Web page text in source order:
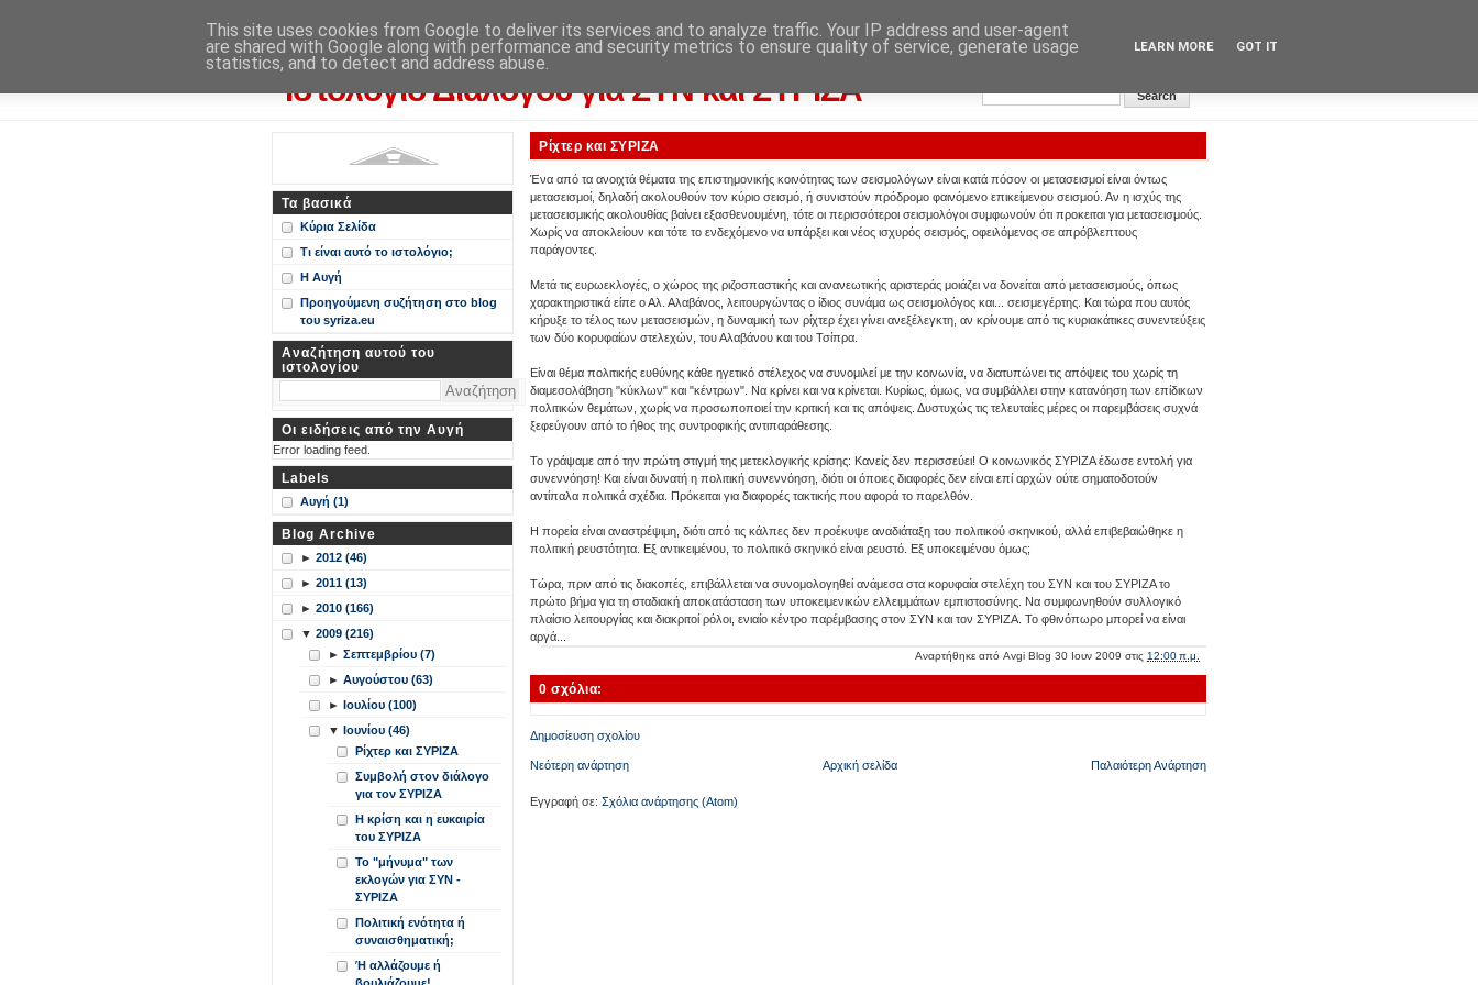
Αυγή: Κεντρική σελίδα
Ιστολόγιο Διαλόγου για ΣΥΝ και ΣΥΡΙΖΑ
Περί ΣΥΝ, ΣΥΡΙΖΑ και ευρωεκλογικού αποτελέσματος: από την εφημερίδα "Αυγή"
Ρίχτερ και ΣΥΡΙΖΑ
Ένα από τα ανοιχτά θέματα της επιστημονικής κοινότητας των σεισμολόγων είναι κατά πόσον οι μετασεισμoί είναι όντως
μετασεισμοί, δηλαδή ακολουθούν τον κύριο σεισμό, ή συνιστούν πρόδρομο φαινόμενο επικείμενου σεισμού. Αν η ισχύς της
μετασεισμικής ακολουθίας βαίνει εξασθενουμένη, τότε οι περισσότεροι σεισμολόγοι συμφωνούν ότι προκειται για μετασεισμούς.
Χωρίς να αποκλείουν και τότε το ενδεχόμενο να υπάρξει και νέος ισχυρός σεισμός, οφειλόμενος σε απρόβλεπτους
παράγοντες.
Μετά τις ευρωεκλογές, ο χώρος της ριζοσπαστικής και ανανεωτικής αριστεράς μοιάζει να δονείται από μετασεισμούς, όπως
χαρακτηριστικά είπε ο Αλ. Αλαβάνος, λειτουργώντας ο ίδιος συνάμα ως σεισμολόγος και... σεισμεγέρτης. Και τώρα που αυτός
κήρυξε το τέλος των μετασεισμών, η δυναμική των ρίχτερ έχει γίνει ανεξέλεγκτη, αν κρίνουμε από τις κυριακάτικες συνεντεύξεις
των δύο κορυφαίων στελεχών, του Αλαβάνου και του Τσίπρα.
Είναι θέμα πολιτικής ευθύνης κάθε ηγετικό στέλεχος να συνομιλεί με την κοινωνία, να διατυπώνει τις απόψεις του χωρίς τη
διαμεσολάβηση "κύκλων" και "κέντρων". Να κρίνει και να κρίνεται. Κυρίως, όμως, να συμβάλλει στην κατανόηση των επίδικων
πολιτικών θεμάτων, χωρίς να προσωποποιεί την κριτική και τις απόψεις. Δυστυχώς τις τελευταίες μέρες οι παρεμβάσεις συχνά
ξεφεύγουν από το ήθος της συντροφικής αντιπαράθεσης.
Το γράψαμε από την πρώτη στιγμή της μετεκλογικής κρίσης: Κανείς δεν περισσεύει! Ο κοινωνικός ΣΥΡΙΖΑ έδωσε εντολή για
συνεννόηση! Και είναι δυνατή η πολιτική συνεννόηση, διότι οι όποιες διαφορές δεν είναι επί αρχών ούτε σηματοδοτούν
αντίπαλα πολιτικά σχέδια. Πρόκειται για διαφορές τακτικής που αφορά το παρελθόν.
Η πορεία είναι αναστρέψιμη, διότι από τις κάλπες δεν προέκυψε αναδιάταξη του πολιτικού σκηνικού, αλλά επιβεβαιώθηκε η
πολιτική ρευστότητα. Εξ αντικειμένου, το πολιτικό σκηνικό είναι ρευστό. Εξ υποκειμένου όμως;
Τώρα, πριν από τις διακοπές, επιβάλλεται να συνομολογηθεί ανάμεσα στα κορυφαία στελέχη του ΣΥΝ και του ΣΥΡΙΖΑ το
πρώτο βήμα για τη σταδιακή αποκατάσταση των υποκειμενικών ελλειμμάτων εμπιστοσύνης. Να συμφωνηθούν συλλογικό
πλαίσιο λειτουργίας και διακριτοί ρόλοι, ενιαίο κέντρο παρέμβασης στον ΣΥΝ και τον ΣΥΡΙΖΑ. Το φθινόπωρο μπορεί να είναι
αργά...
Αναρτήθηκε από Avgi Blog 30 Ιουν 2009 στις 12:00 π.μ.
0 σχόλια:
Δημοσίευση σχολίου
Νεότερη ανάρτηση Παλαιότερη Ανάρτηση
Αρχική σελίδα
Εγγραφή σε: Σχόλια ανάρτησης (Atom)
Τα βασικά
Κύρια Σελίδα
Τι είναι αυτό το ιστολόγιο;
Η Αυγή
Προηγούμενη συζήτηση στο blog
του syriza.eu
Αναζήτηση αυτού του
ιστολογίου
Οι ειδήσεις από την Αυγή
Error loading feed.
Labels
Αυγή (1)
Blog Archive
► 2012 (46)
► 2011 (13)
► 2010 (166)
▼ 2009 (216)
► Σεπτεμβρίου (7)
► Αυγούστου (63)
► Ιουλίου (100)
▼ Ιουνίου (46)
Ρίχτερ και ΣΥΡΙΖΑ
Συμβολή στον διάλογο
για τον ΣΥΡΙΖΑ
Η κρίση και η ευκαιρία
του ΣΥΡΙΖΑ
Το "μήνυμα" των
εκλογών για ΣΥΝ -
ΣΥΡΙΖΑ
Πολιτική ενότητα ή
συναισθηματική;
Ή αλλάζουμε ή
This site uses cookies from Google to deliver its services and to analyze traffic. Your IP address and user-agent
are shared with Google along with performance and security metrics to ensure quality of service, generate usage
statistics, and to detect and address abuse.
LEARN MORE GOT IT